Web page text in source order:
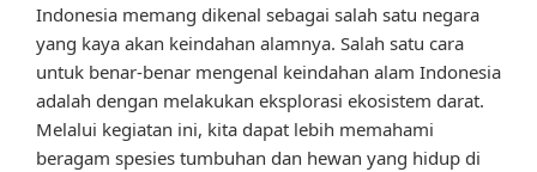
Indonesia memang dikenal sebagai salah satu negara
yang kaya akan keindahan alamnya. Salah satu cara
untuk benar-benar mengenal keindahan alam Indonesia
adalah dengan melakukan eksplorasi ekosistem darat.
Melalui kegiatan ini, kita dapat lebih memahami
beragam spesies tumbuhan dan hewan yang hidup di